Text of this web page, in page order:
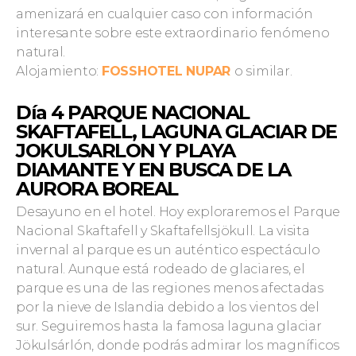
amenizará en cualquier caso con información
interesante sobre este extraordinario fenómeno
natural.
Alojamiento: FOSSHOTEL NUPAR o similar.
Día 4 PARQUE NACIONAL
SKAFTAFELL, LAGUNA GLACIAR DE
JOKULSARLON Y PLAYA
DIAMANTE Y EN BUSCA DE LA
AURORA BOREAL
Desayuno en el hotel. Hoyexploraremos el Parque
Nacional Skaftafell y Skaftafellsjökull. La visita
invernal al parque es un auténtico espectáculo
natural. Aunque está rodeado de glaciares, el
parque es una de las regiones menos afectadas
por la nieve de Islandia debido a los vientos del
sur. Seguiremos hasta la famosa laguna glaciar
Jökulsárlón, donde podrás admirar los magníficos